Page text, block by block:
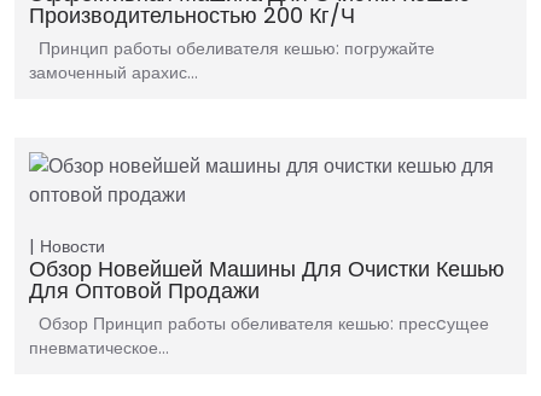
Производительностью 200 Кг/ч
Принцип работы обеливателя кешью: погружайте
замоченный арахис…
Новости
Обзор Новейшей Машины Для Очистки Кешью
Для Оптовой Продажи
Обзор Принцип работы обеливателя кешью: пресcущее
пневматическое…